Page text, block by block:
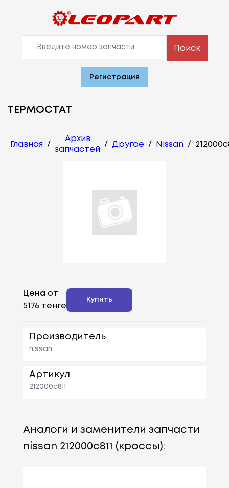
Поиск
Регистрация
ТЕРМОСТАТ
Главная /
Архив
запчастей
/ Другое / Nissan /
Цена от
5176 тенге
Купить
Производитель
nissan
Артикул
212000c811
Аналоги и заменители запчасти
nissan 212000c811 (кроссы):